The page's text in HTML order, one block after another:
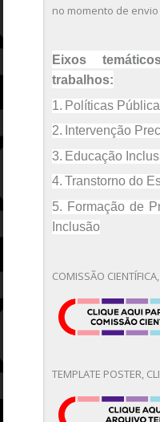
no momento de
Eixos
trabalhos:
1. Políticas
2. Intervenção
3. Educação
4. Transtorno do
5. Formação de
Inclusão
COMISSÃO
TEMPLATE POSTER,